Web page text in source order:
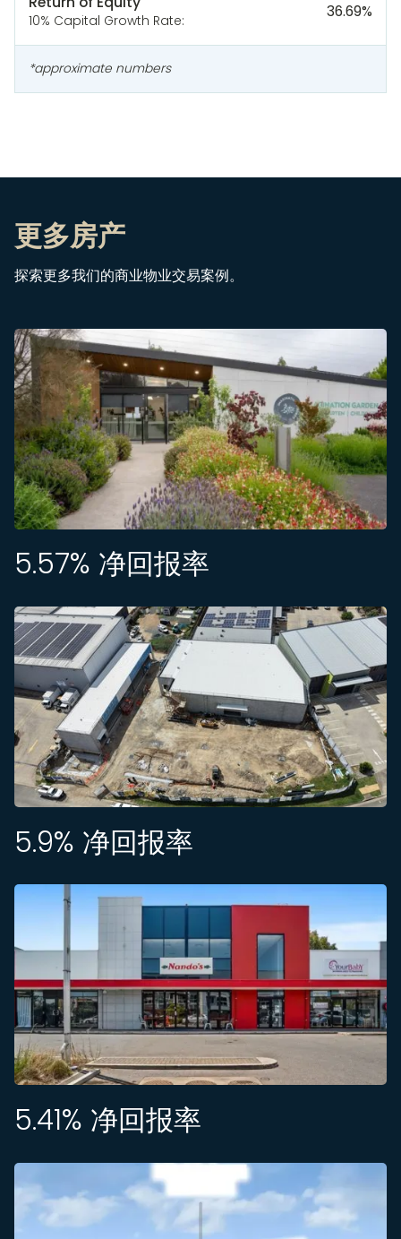
10% Capital Growth Rate: 36.69%
*approximate numbers
更多房产
探索更多我们的商业物业交易案例。
5.57% 净回报率
5.9% 净回报率
5.41% 净回报率